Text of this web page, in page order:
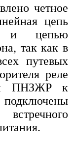
четное
цепь
и цепью
так как в
путевых
реле
ПНЗЖР к